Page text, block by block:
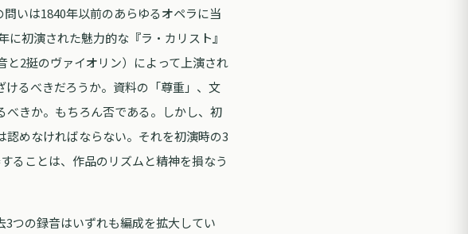
いは1840年以前のあらゆるオペラに当
初演された魅力的な『ラ・カリスト』
と2挺のヴァイオリン）によって上演され
るべきだろうか。資料の「尊重」、文
きか。もちろん否である。しかし、初
めなければならない。それを初演時の3
ることは、作品のリズムと精神を損なう
つの録音はいずれも編成を拡大してい